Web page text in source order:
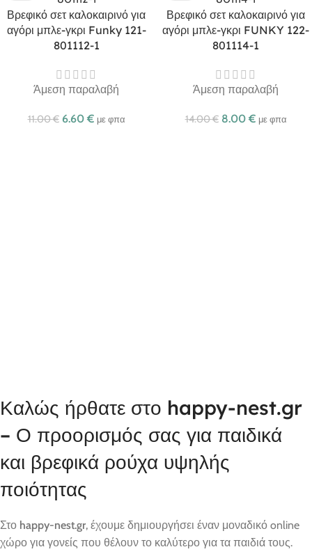
Βρεφικό σετ καλοκαιρινό για
αγόρι μπλε-γκρι Funky 121-
801112-1
Άμεση παραλαβή
11.00€ 6.60 € με φπα
Βρεφικό σετ καλοκαιρινό για
αγόρι μπλε-γκρι FUNKY 122-
801114-1
Άμεση παραλαβή
14.00€ 8.00 € με φπα
Καλώς ήρθατε στο happy-nest.gr
– Ο προορισμός σας για παιδικά
και βρεφικά ρούχα υψηλής
ποιότητας
Στο happy-nest.gr, έχουμε δημιουργήσει έναν μοναδικό online
χώρο για γονείς που θέλουν το καλύτερο για τα παιδιά τους.